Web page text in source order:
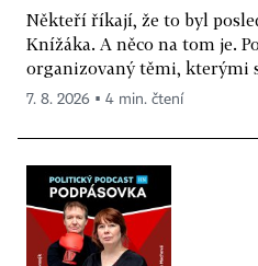
Někteří říkají, že to byl
Knížáka. A něco na tom je.
organizovaný těmi, kterými
7. 8. 2026 ▪ 4 min. čtení